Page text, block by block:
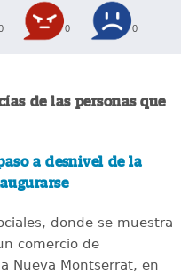
0 0
de las personas que
a desnivel de la
donde se muestra
comercio de
Nueva Montserrat, en